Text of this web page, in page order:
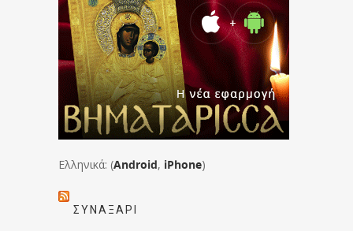
Ελληνικά: (Android, iPhone)
ΣΥΝΑΞΆΡΙ